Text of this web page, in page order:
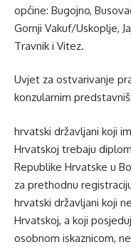
općine: Bugojno,
Gornji Vakuf/Uskoplje,
Travnik i Vitez.
Uvjet za ostvarivanje
konzularnim
hrvatski državljani koji
Hrvatskoj trebaju
Republike Hrvatske u
za prethodnu
hrvatski državljani koji
Hrvatskoj, a koji
osobnom iskaznicom,